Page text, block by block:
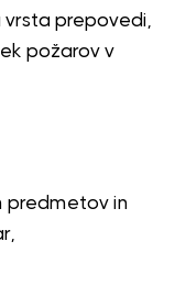
vrsta prepovedi,
požarov v
predmetov in